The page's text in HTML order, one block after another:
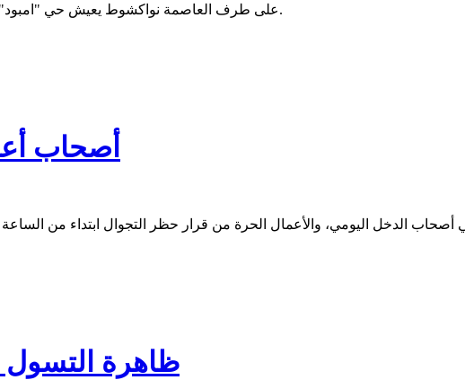
على طرف العاصمة نواكشوط يعيش حي "امبود" بمقاطعة توجنين معاناته الخاصة، حيث يتحدث السكان هنا عن غياب الخدمات الأساسية.
أصحاب
ظاهرة التسول